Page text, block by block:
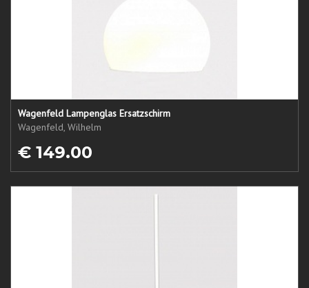
Wagenfeld Lampenglas Ersatzschirm
Wagenfeld, Wilhelm
€ 149.00